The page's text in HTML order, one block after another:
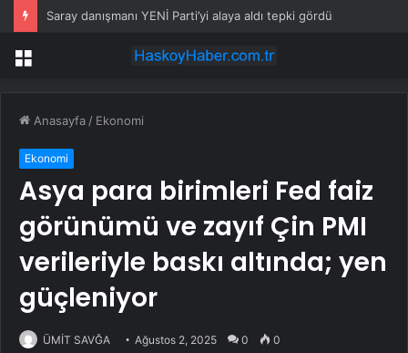
Saray danışmanı YENİ Parti’yi alaya aldı tepki gördü
Menü
Anasayfa / Ekonomi
Ekonomi
Asya para birimleri Fed faiz
görünümü ve zayıf Çin PMI
verileriyle baskı altında; yen
güçleniyor
ÜMİT SAVĞA Ağustos 2, 2025 0 0